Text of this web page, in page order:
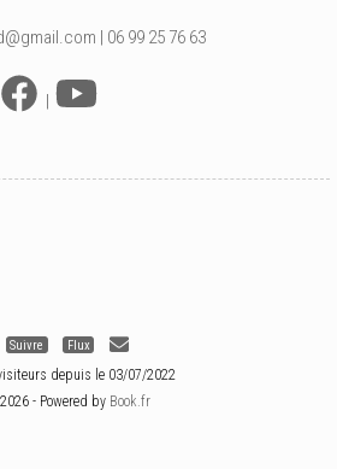
| 06 99 25 76 63
|
Suivre Flux
depuis le 03/07/2022
- Powered by Book.fr